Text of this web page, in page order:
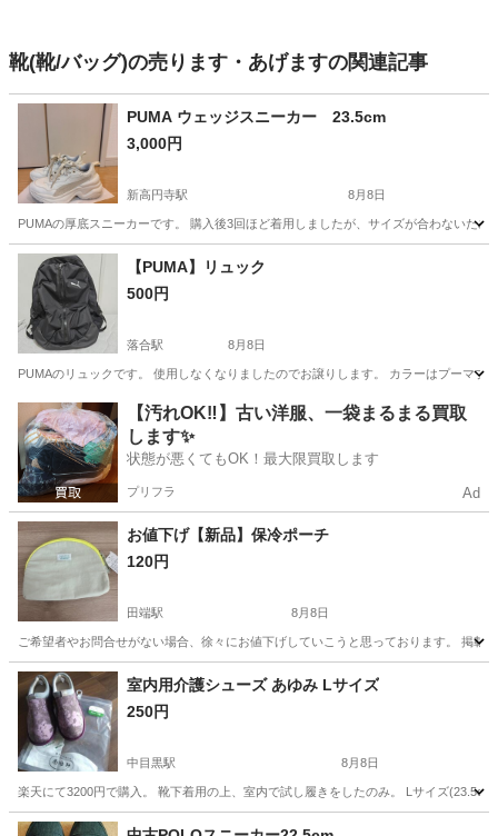
靴(靴/バッグ)の売ります・あげますの関連記事
PUMA ウェッジスニーカー 23.5cm
3,000円
新高円寺駅 8月8日
PUMAの厚底スニーカーです。 購入後3回ほど着用しましたが、サイズが合わないた
東京 杉並区 新高円寺駅
【PUMA】リュック
500円
落合駅 8月8日
PUMAのリュックです。 使用しなくなりましたのでお譲りします。 カラーはプーマ
東京 新宿区 落合駅 バッグ
【汚れOK‼️】古い洋服、一袋まるまる買取
します✨
状態が悪くてもOK！最大限買取します
プリフラ Ad
お値下げ【新品】保冷ポーチ
120円
田端駅 8月8日
ご希望者やお問合せがない場合、徐々にお値下げしていこうと思っております。 掲
東京 北区 田端駅 バッグ
室内用介護シューズ あゆみ Lサイズ
250円
中目黒駅 8月8日
楽天にて3200円で購入。 靴下着用の上、室内で試し履きをしたのみ。 Lサイズ
東京 目黒区 中目黒駅 シューズ